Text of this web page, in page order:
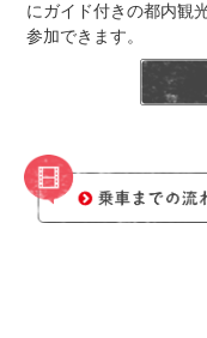
にガイド付きの都内観
参加できます。